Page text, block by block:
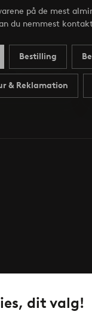
dit valg!
på de mest
du nemmest
Bestilling
& Reklamation